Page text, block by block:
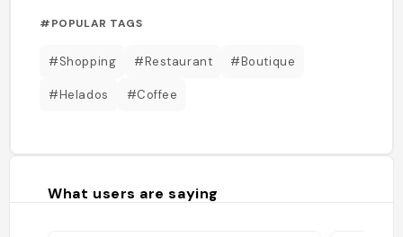
#POPULAR TAGS
#Shopping #Restaurant #Boutique
#Helados #Coffee
What users are saying